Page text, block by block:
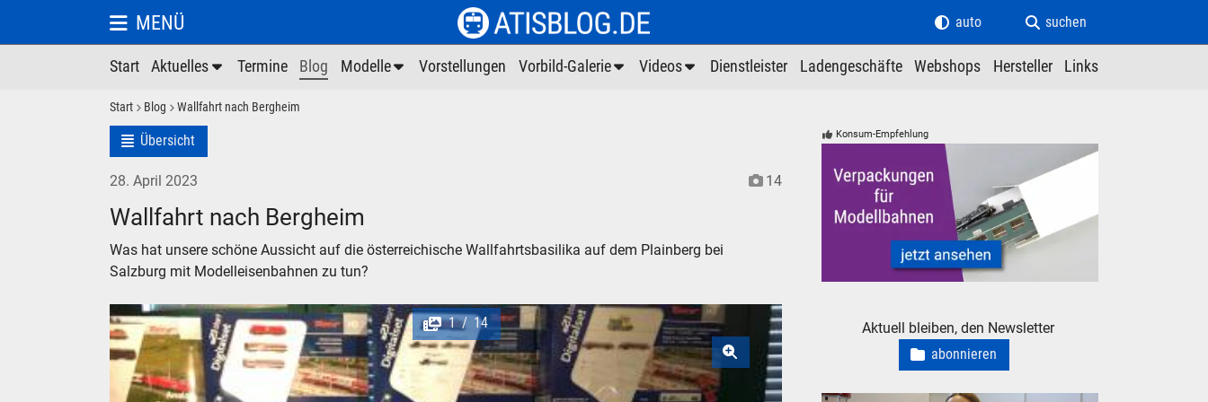
Start Aktuelles Termine Blog Modelle Vorstellungen Vorbild-Galerie Videos Dienstleister Ladengeschäfte Webshops Hersteller Links
MENÜ suchen
auto
Start Blog Wallfahrt nach Bergheim
Übersicht
28. April 2023 14
Wallfahrt nach Bergheim
Was hat unsere schöne Aussicht auf die österreichische Wallfahrtsbasilika auf dem Plainberg bei
Salzburg mit Modelleisenbahnen zu tun?
1 / 14
Konsum-Empfehlung
Aktuell bleiben, den Newsletter
abonnieren